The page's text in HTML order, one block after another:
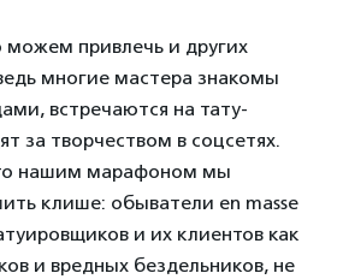
привлечь и других
многие мастера знакомы
встречаются на тату-
за творчеством в соцсетях.
нашим марафоном мы
клише: обыватели en masse
и их клиентов как
и вредных бездельников, не